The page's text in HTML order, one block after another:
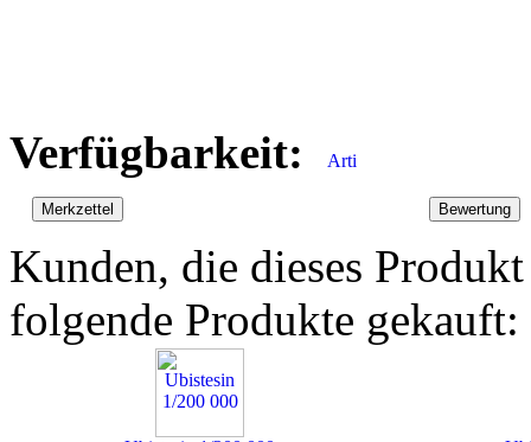
Verfügbarkeit:
Kunden, die dieses
folgende Produkte gekauft: